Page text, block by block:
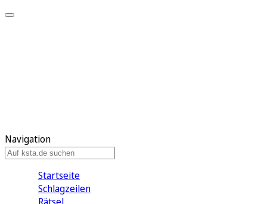
Navigation
Startseite
Schlagzeilen